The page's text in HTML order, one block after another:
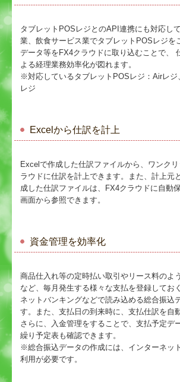
タブレットPOSレジとのAPI連携にも対応し
業、飲食サービス業でタブレットPOSレジを
データ等をFX4クラウドに取り込むことで、
よる経理業務効率化が図れます。
※対応しているタブレットPOSレジ：Airレジ
レジ
Excelから仕訳を計上
Excelで作成した仕訳ファイルから、ワンク
ラウドに仕訳を計上できます。また、計上元
成した仕訳ファイルは、FX4クラウドに自動
画面から参照できます。
資金管理を効率化
商品仕入れ等の定時払い取引やリース料のよ
など、毎月発生する様々な支払を登録してお
ネットバンキングなどで読み込める総合振込
す。また、支払日の到来時に、支払仕訳を自
さらに、入金管理をすることで、支払予定デ
繰り予定表も確認できます。
※総合振込データの作成には、インターネッ
利用が必要です。